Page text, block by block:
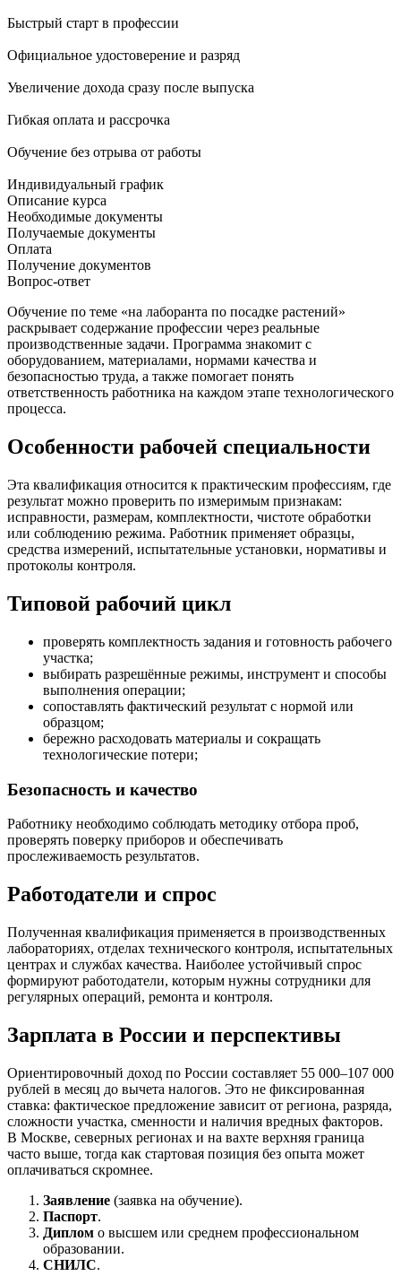
Быстрый старт в профессии
Официальное удостоверение и разряд
Увеличение дохода сразу после выпуска
Гибкая оплата и рассрочка
Обучение без отрыва от работы
Индивидуальный график
Описание курса
Необходимые документы
Получаемые документы
Оплата
Получение документов
Вопрос-ответ
Обучение по теме «на лаборанта по посадке растений»
раскрывает содержание профессии через реальные
производственные задачи. Программа знакомит с
оборудованием, материалами, нормами качества и
безопасностью труда, а также помогает понять
ответственность работника на каждом этапе технологического
процесса.
Особенности рабочей специальности
Эта квалификация относится к практическим профессиям, где
результат можно проверить по измеримым признакам:
исправности, размерам, комплектности, чистоте обработки
или соблюдению режима. Работник применяет образцы,
средства измерений, испытательные установки, нормативы и
протоколы контроля.
Типовой рабочий цикл
проверять комплектность задания и готовность рабочего
участка;
выбирать разрешённые режимы, инструмент и способы
выполнения операции;
сопоставлять фактический результат с нормой или
образцом;
бережно расходовать материалы и сокращать
технологические потери;
Безопасность и качество
Работнику необходимо соблюдать методику отбора проб,
проверять поверку приборов и обеспечивать
прослеживаемость результатов.
Работодатели и спрос
Полученная квалификация применяется в производственных
лабораториях, отделах технического контроля, испытательных
центрах и службах качества. Наиболее устойчивый спрос
формируют работодатели, которым нужны сотрудники для
регулярных операций, ремонта и контроля.
Зарплата в России и перспективы
Ориентировочный доход по России составляет 55 000–107 000
рублей в месяц до вычета налогов. Это не фиксированная
ставка: фактическое предложение зависит от региона, разряда,
сложности участка, сменности и наличия вредных факторов.
В Москве, северных регионах и на вахте верхняя граница
часто выше, тогда как стартовая позиция без опыта может
оплачиваться скромнее.
Заявление (заявка на обучение).
Паспорт.
Диплом о высшем или среднем профессиональном
образовании.
СНИЛС.